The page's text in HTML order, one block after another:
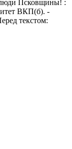
люди Псковщины! :
ВКП(б). -
текстом: